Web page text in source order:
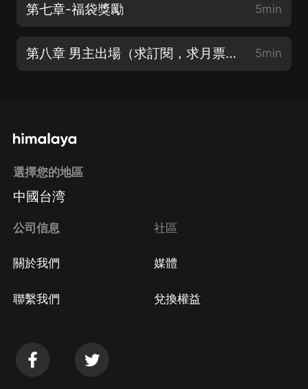
第七章-福袋獎勵 5min
第八章 男主出場（求訂閱，求月票，求讚讚） 5min
選擇您的地區
中國台湾
公司信息
關於我們
聯繫我們
社區
媒體
兌換權益